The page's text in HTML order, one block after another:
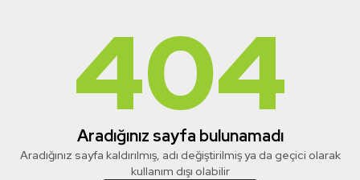
404
Aradığınız sayfa bulunamadı
Aradığınız sayfa kaldırılmış, adı değiştirilmiş ya da geçici olarak
kullanım dışı olabilir